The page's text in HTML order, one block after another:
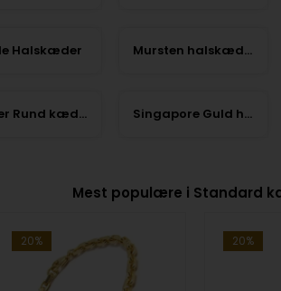
Halskæder Mursten halskæder
Panser Rund kæder Singapore Guld halskæder
Mest populære i Standard
20% 20%